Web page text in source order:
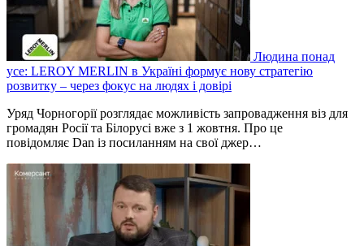
Людина понад
усе: LEROY MERLIN в Україні формує нову стратегію
розвитку – через фокус на людях і довірі
Уряд Чорногорії розглядає можливість запровадження віз для
громадян Росії та Білорусі вже з 1 жовтня. Про це
повідомляє Dan із посиланням на свої джер…